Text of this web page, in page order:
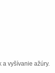
a vyšívanie ažúry.